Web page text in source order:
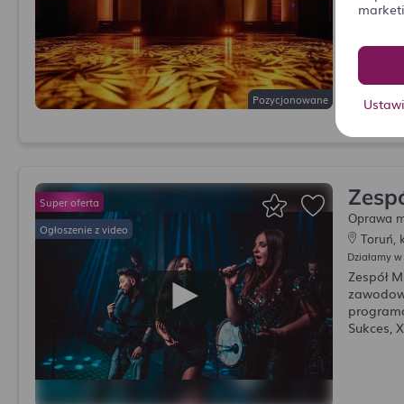
Pozycjonowane
(24)
Oprawa
Toruń,
Działamy
Zespół
Sukces,